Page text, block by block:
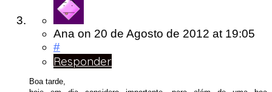
Ana on 20 de Agosto de 2012 at 19:05
#
Responder
Boa tarde,